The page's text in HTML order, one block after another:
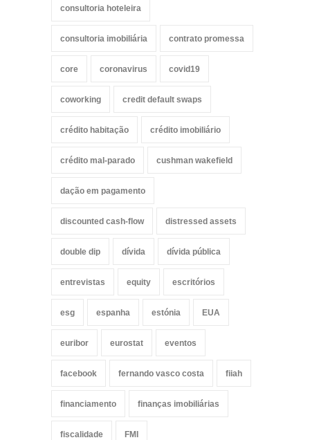
consultoria hoteleira
consultoria imobiliária contrato promessa
core coronavirus covid19
coworking credit default swaps
crédito habitação crédito imobiliário
crédito mal-parado cushman wakefield
dação em pagamento
discounted cash-flow distressed assets
double dip dívida dívida pública
entrevistas equity escritórios
esg espanha estónia EUA
euribor eurostat eventos
facebook fernando vasco costa fiiah
financiamento finanças imobiliárias
fiscalidade FMI